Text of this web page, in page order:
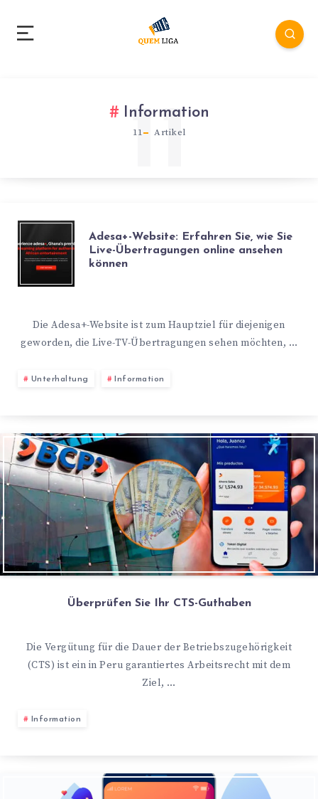
Information
11 Artikel
11
Adesa+-Website: Erfahren Sie, wie Sie
Live-Übertragungen online ansehen
können
Die Adesa+-Website ist zum Hauptziel für diejenigen
geworden, die Live-TV-Übertragungen sehen möchten, …
Unterhaltung Information
Überprüfen Sie Ihr CTS-Guthaben
Die Vergütung für die Dauer der Betriebszugehörigkeit
(CTS) ist ein in Peru garantiertes Arbeitsrecht mit dem
Ziel, …
Information